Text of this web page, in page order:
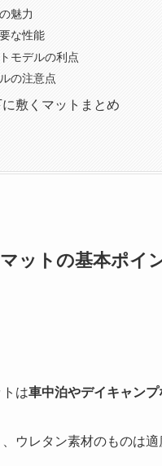
魅力
な性能
モデルの利点
の注意点
敷くマットまとめ
ットの基本ポイ
は車中泊やデイキャン
ウレタン素材のものは適